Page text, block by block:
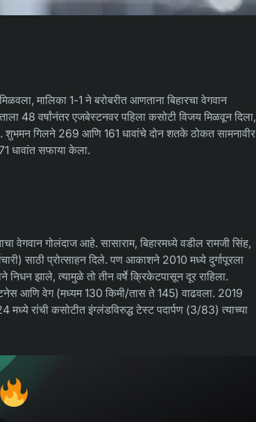
मालिका 1-1 ने बरोबरीत आणताना बिहारचा वेगवान
48 वर्षांनंतर एजबेस्टनवर पहिला कसोटी विजय मिळवून दिला,
शुभमन गिलने 269 आणि 161 धावांचे दोन शतके ठोकत सामनावीर
धावांत सफाया केला.
वेगवान गोलंदाज आहे. सासाराम, बिहारमध्ये वडील रामजी सिंह,
साठी प्रोत्साहन दिले. पण आकाशने 2010 मध्ये दुर्गापूरला
झाले, त्यामुळे तो तीन वर्षे क्रिकेटपासून दूर राहिला.
आणि वेग (मध्यम 130 किमी/तास ते 145) वाढवला. 2019
रांची कसोटीत इंग्लंडविरुद्ध टेस्ट पदार्पण (3/83) त्याच्या